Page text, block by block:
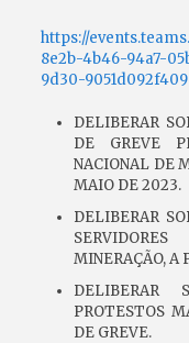
https://
8e2b-4b46-94a7-
9d30-9051d092f409
DELIBERAR
DE GREVE
NACIONAL DE
MAIO DE 2023.
DELIBERAR
MINERAÇÃO, A
PROTESTOS
DE GREVE.